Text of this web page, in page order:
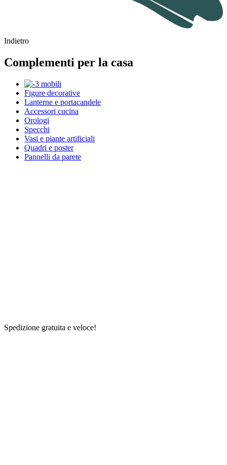
Indietro
Complementi per la casa
Figure decorative
Lanterne e portacandele
Accessori cucina
Orologi
Specchi
Vasi e piante artificiali
Quadri e poster
Pannelli da parete
Spedizione gratuita e veloce!